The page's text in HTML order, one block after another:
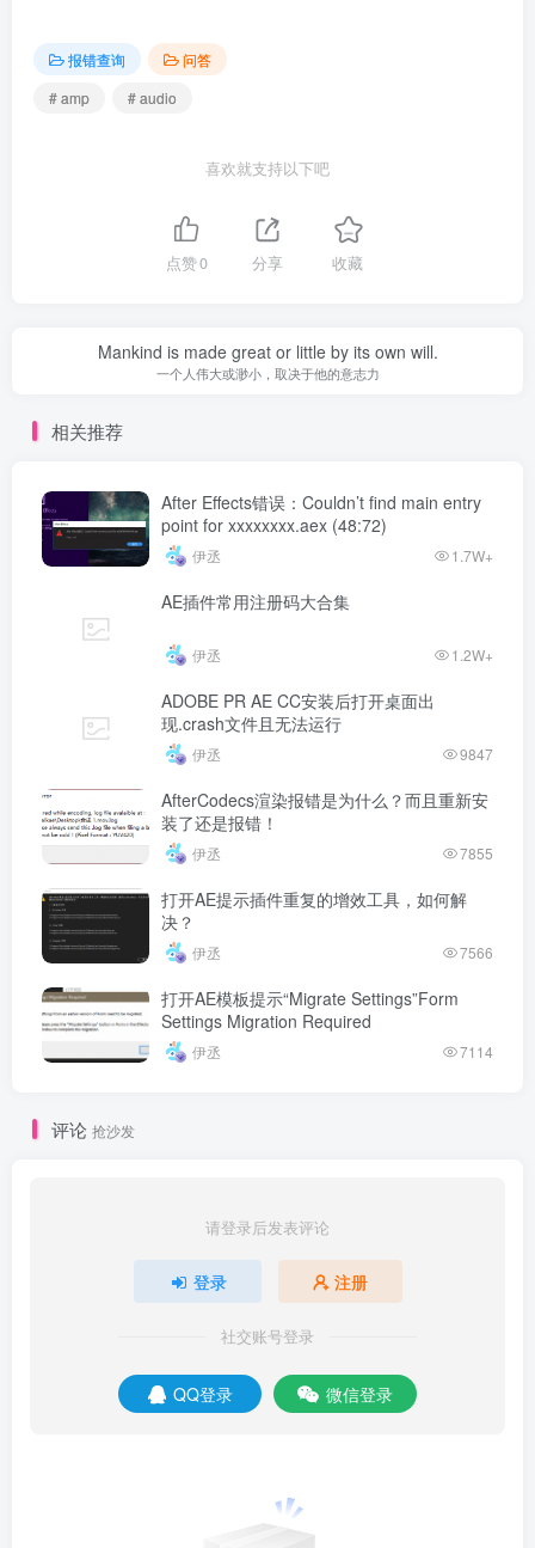
报错查询
问答
# amp
# audio
喜欢就支持以下吧
点赞0 分享 收藏
Mankind is made great or little by its own will.
一个人伟大或渺小，取决于他的意志力
相关推荐
After Effects错误：Couldn’t find main entry
point for xxxxxxxx.aex (48:72)
伊丞 1.7W+
AE插件常用注册码大合集
伊丞 1.2W+
ADOBE PR AE CC安装后打开桌面出
现.crash文件且无法运行
伊丞 9847
AfterCodecs渲染报错是为什么？而且重新安
装了还是报错！
伊丞 7855
打开AE提示插件重复的增效工具，如何解
决？
伊丞 7566
打开AE模板提示“Migrate Settings”Form
Settings Migration Required
伊丞 7114
评论 抢沙发
请登录后发表评论
登录 注册
社交账号登录
QQ登录 微信登录